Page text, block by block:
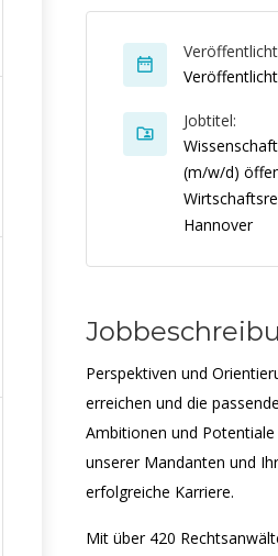
Jobtitel:
(m/w/d)
Hannover
Perspektiven und
erreichen und die
Ambitionen und
unserer Mandanten und
erfolgreiche Karriere.
Mit über 420